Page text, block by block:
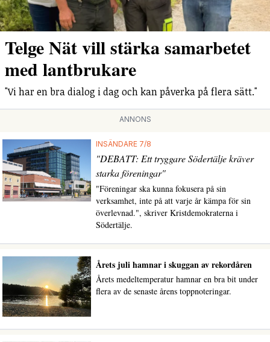
Telge Nät vill stärka samarbetet
med lantbrukare
"Vi har en bra dialog i dag och kan påverka på flera sätt."
ANNONS
INSÄNDARE 7/8
"DEBATT: Ett tryggare Södertälje kräver
starka föreningar"
"Föreningar ska kunna fokusera på sin
verksamhet, inte på att varje år kämpa för sin
överlevnad.", skriver Kristdemokraterna i
Södertälje.
Årets juli hamnar i skuggan av rekordåren
Årets medeltemperatur hamnar en bra bit under
flera av de senaste årens toppnoteringar.